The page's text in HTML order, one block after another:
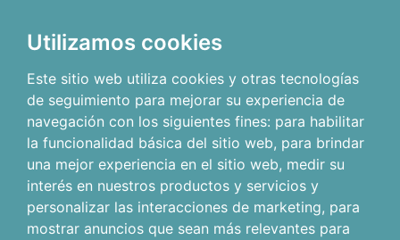
Utilizamos cookies
Este sitio web utiliza cookies y otras tecnologías
de seguimiento para mejorar su experiencia de
navegación con los siguientes fines: para habilitar
la funcionalidad básica del sitio web, para brindar
una mejor experiencia en el sitio web, medir su
interés en nuestros productos y servicios y
personalizar las interacciones de marketing, para
mostrar anuncios que sean más relevantes para